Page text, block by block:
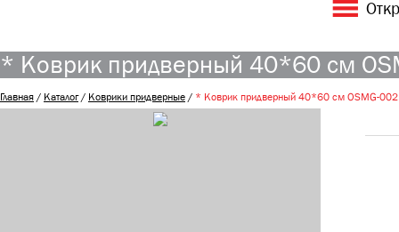
* Коврик придверный 40*60 см
Главная/ Каталог/ Коврики придверные/ * Коврик придверный 40*60 см OSMG-